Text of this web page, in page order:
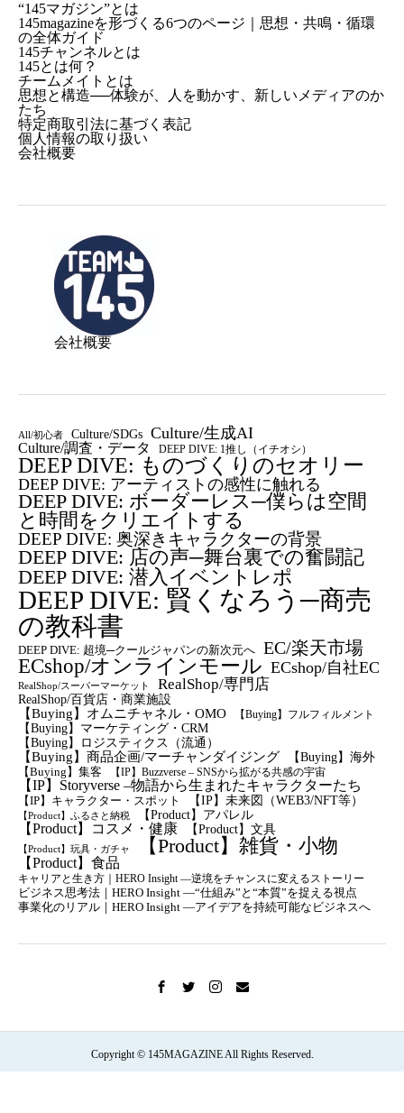
“145マガジン”とは
145magazineを形づくる6つのページ｜思想・共鳴・循環
の全体ガイド
145チャンネルとは
145とは何？
チームメイトとは
思想と構造──体験が、人を動かす、新しいメディアのか
たち
特定商取引法に基づく表記
個人情報の取り扱い
会社概要
会社概要
All/初心者 Culture/SDGs Culture/生成AI
Culture/調査・データ DEEP DIVE: 1推し（イチオシ）
DEEP DIVE: ものづくりのセオリー
DEEP DIVE: アーティストの感性に触れる
DEEP DIVE: ボーダーレス─僕らは空間
と時間をクリエイトする
DEEP DIVE: 奥深きキャラクターの背景
DEEP DIVE: 店の声─舞台裏での奮闘記
DEEP DIVE: 潜入イベントレポ
DEEP DIVE: 賢くなろう─商売
の教科書
DEEP DIVE: 超境─クールジャパンの新次元へ EC/楽天市場
ECshop/オンラインモール ECshop/自社EC
RealShop/スーパーマーケット RealShop/専門店
RealShop/百貨店・商業施設
【Buying】オムニチャネル・OMO
【Buying】フルフィルメント
【Buying】マーケティング・CRM
【buying】ロジスティクス（流通）
【Buying】商品企画/マーチャンダイジング 【Buying】海外
【Buying】集客 【IP】Buzzverse – SNSから拡がる共感の宇宙
【IP】Storyverse –物語から生まれたキャラクターたち
【IP】キャラクター・スポット 【IP】未来図（WEB3/NFT等）
【Product】ふるさと納税 【Product】アパレル
【Product】コスメ・健康 【Product】文具
【Product】玩具・ガチャ 【Product】雑貨・小物
【Product】食品
キャリアと生き方｜HERO Insight —逆境をチャンスに変えるストーリー
ビジネス思考法｜HERO Insight —“仕組み”と“本質”を捉える視点
事業化のリアル｜HERO Insight —アイデアを持続可能なビジネスへ
Copyright © 145MAGAZINE All Rights Reserved.